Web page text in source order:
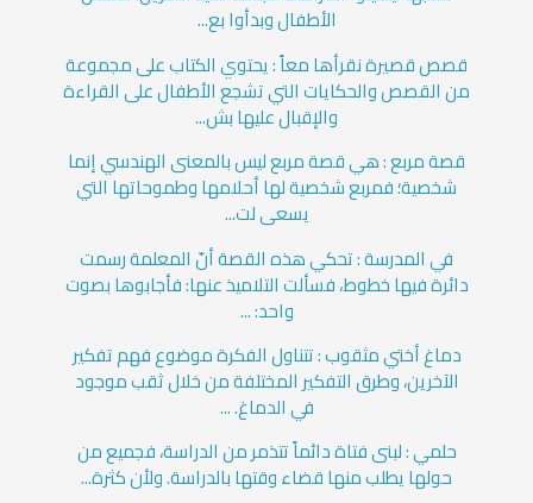
الأطفال وبدأوا بع...
قصص قصيرة نقرأها معاً : يحتوي الكتاب على مجموعة
من القصص والحكايات التي تشجع الأطفال على القراءة
والإقبال عليها بش...
قصة مربع : هي قصة مربع ليس بالمعنى الهندسي إنما
شخصية؛ فمربع شخصية لها أحلامها وطموحاتها التي
يسعى لت...
في المدرسة : تحكي هذه القصة أنّ المعلمة رسمت
دائرة فيها خطوط، فسألت التلاميذ عنها: فأجابوها بصوت
واحد: ...
دماغ أختي مثقوب : تتناول الفكرة موضوع فهم تفكير
الآخرين، وطرق التفكير المختلفة من خلال ثقب موجود
في الدماغ. ...
حلمي : لبنى فتاة دائماً تتذمر من الدراسة، فجميع من
حولها يطلب منها قضاء وقتها بالدراسة. ولأن كثرة...